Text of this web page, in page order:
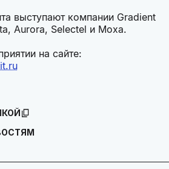
выступают компании Gradient
Aurora, Selectel и Moxa.
на сайте: